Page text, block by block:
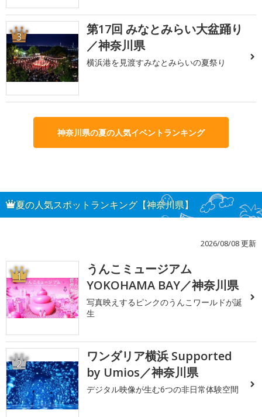
3
第17回 みなとみらい大盆踊り
／神奈川県
横浜港を見渡すみなとみらいの夏祭り
神奈川県の夏の人気イベントランキング
夏の人気スポットランキング【神奈川県】
2026/08/08 更新
1
うんこミュージアム
YOKOHAMA BAY／神奈川県
写真映えするピンクのうんこワールドが誕
生
2
ワンダリア横浜 Supported
by Umios／神奈川県
デジタル映像が生む6つの非日常体験空間